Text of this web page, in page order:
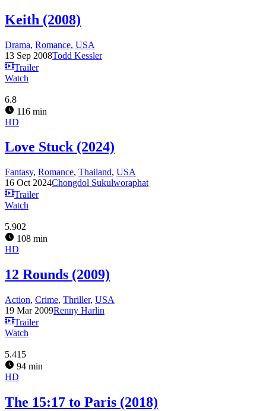
Keith (2008)
Drama, Romance, USA
13 Sep 2008Todd Kessler
Trailer
Watch
6.8
116 min
HD
Love Stuck (2024)
Fantasy, Romance, Thailand, USA
16 Oct 2024Chongdol Sukulworaphat
Trailer
Watch
5.902
108 min
HD
12 Rounds (2009)
Action, Crime, Thriller, USA
19 Mar 2009Renny Harlin
Trailer
Watch
5.415
94 min
HD
The 15:17 to Paris (2018)